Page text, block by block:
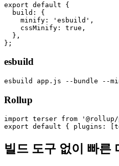
export default {
  build: {
    minify: 'esbuild',
    cssMinify: true,
  },
esbuild
Rollup
import terser from
빌드 도구 없이 빠른